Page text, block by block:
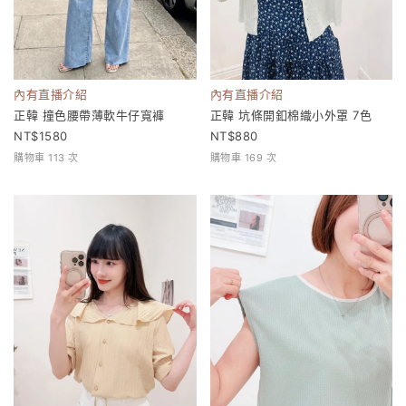
內有直播介紹
正韓 撞色腰帶薄軟牛仔寬褲
1580
購物車 113 次
內有直播介紹
正韓 坑條開釦棉織小外罩 7色
880
購物車 169 次